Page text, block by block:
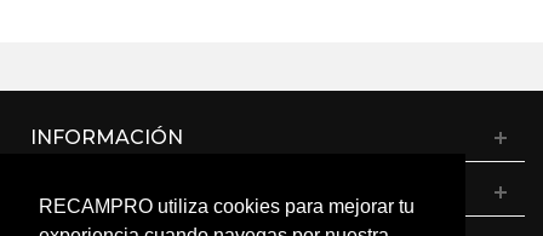
RECAMPRO utiliza cookies para mejorar tu
INFORMACIÓN